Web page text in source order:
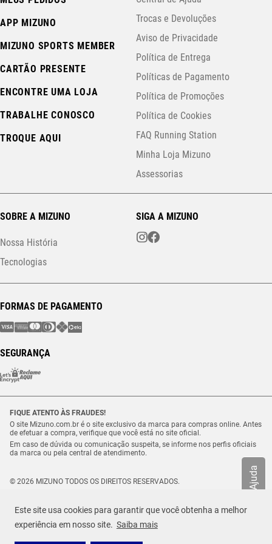
Este site usa cookies para garantir que você obtenha a melhor
experiência em nosso site. Saiba mais
Ajuda
TAMANHO
Selecione o seu tamanho
APP MIZUNO
MIZUNO SPORTS MEMBER
CARTÃO PRESENTE
ENCONTRE UMA LOJA
TRABALHE CONOSCO
TROQUE AQUI
Trocas e Devoluções
Aviso de Privacidade
Política de Entrega
Políticas de Pagamento
Política de Promoções
Política de Cookies
FAQ Running Station
Minha Loja Mizuno
Assessorias
SOBRE A MIZUNO
Nossa História
Tecnologias
SIGA A MIZUNO
FORMAS DE PAGAMENTO
SEGURANÇA
FIQUE ATENTO ÀS FRAUDES!
O site Mizuno.com.br é o site exclusivo da marca para compras online. Antes
de efetuar a compra, verifique que você está no site oficial.
Em caso de dúvida ou comunicação suspeita, se informe nos perfis oficiais
da marca ou pela central de atendimento.
© 2026 MIZUNO TODOS OS DIREITOS RESERVADOS.
Estrada Municipal Luiz Lopes Neto, n.º 21 – Tenentes – CEP. 37.640-000 –
Extrema/MG